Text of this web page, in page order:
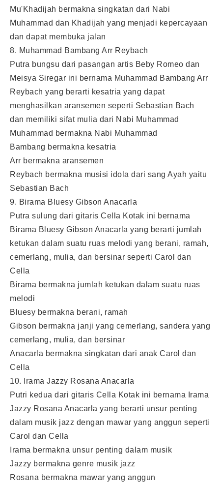
Mu'Khadijah bermakna singkatan dari Nabi
Muhammad dan Khadijah yang menjadi kepercayaan
dan dapat membuka jalan
8. Muhammad Bambang Arr Reybach
Putra bungsu dari pasangan artis Beby Romeo dan
Meisya Siregar ini bernama Muhammad Bambang Arr
Reybach yang berarti kesatria yang dapat
menghasilkan aransemen seperti Sebastian Bach
dan memiliki sifat mulia dari Nabi Muhammad
Muhammad bermakna Nabi Muhammad
Bambang bermakna kesatria
Arr bermakna aransemen
Reybach bermakna musisi idola dari sang Ayah yaitu
Sebastian Bach
9. Birama Bluesy Gibson Anacarla
Putra sulung dari gitaris Cella Kotak ini bernama
Birama Bluesy Gibson Anacarla yang berarti jumlah
ketukan dalam suatu ruas melodi yang berani, ramah,
cemerlang, mulia, dan bersinar seperti Carol dan
Cella
Birama bermakna jumlah ketukan dalam suatu ruas
melodi
Bluesy bermakna berani, ramah
Gibson bermakna janji yang cemerlang, sandera yang
cemerlang, mulia, dan bersinar
Anacarla bermakna singkatan dari anak Carol dan
Cella
10. Irama Jazzy Rosana Anacarla
Putri kedua dari gitaris Cella Kotak ini bernama Irama
Jazzy Rosana Anacarla yang berarti unsur penting
dalam musik jazz dengan mawar yang anggun seperti
Carol dan Cella
Irama bermakna unsur penting dalam musik
Jazzy bermakna genre musik jazz
Rosana bermakna mawar yang anggun